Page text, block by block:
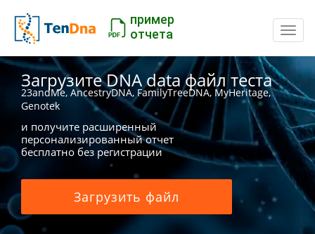
пример
отчета
Загрузите DNA data файл теста
23andMe, AncestryDNA, FamilyTreeDNA, MyHeritage,
Genotek
и получите расширенный
персонализированный отчет
бесплатно без регистрации
Загрузить файл